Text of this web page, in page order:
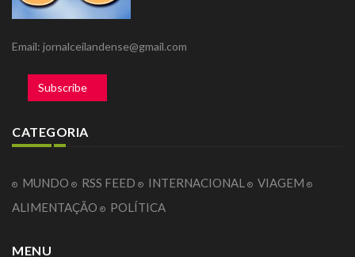
Email: jornalceilandense@gmail.com
Subscribe
CATEGORIA
MUNDO RSS FEED INTERNACIONAL
VIAGEM
ALIMENTAÇÃO
POLÍTICA
MENU